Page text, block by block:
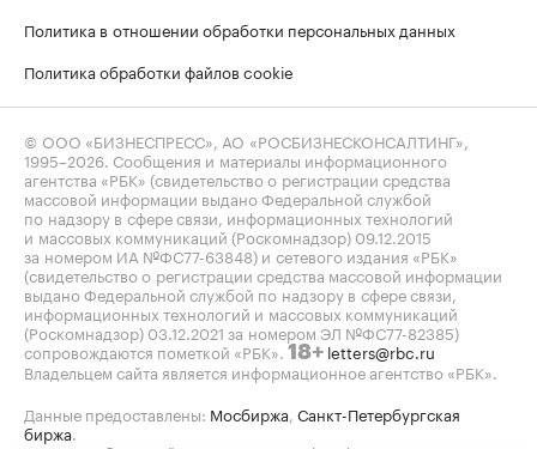
Политика в отношении обработки персональных данных
Политика обработки файлов cookie
© ООО «БИЗНЕСПРЕСС», АО «РОСБИЗНЕСКОНСАЛТИНГ»,
1995–2026 . Сообщения и материалы информационного
агентства «РБК» (свидетельство о регистрации средства
массовой информации выдано Федеральной службой
по надзору в сфере связи, информационных технологий
и массовых коммуникаций (Роскомнадзор) 09.12.2015
за номером ИА №ФС77-63848) и сетевого издания «РБК»
(свидетельство о регистрации средства массовой информации
выдано Федеральной службой по надзору в сфере связи,
информационных технологий и массовых коммуникаций
(Роскомнадзор) 03.12.2021 за номером ЭЛ №ФС77-82385)
сопровождаются пометкой «РБК». 18+ letters@rbc.ru
Владельцем сайта является информационное агентство «РБК».
Данные предоставлены: Мосбиржа Санкт-Петербургская
биржа